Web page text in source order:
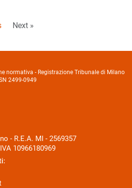
Next »
normativa - Registrazione Tribunale di Milano
2499-0949
- R.E.A. MI - 2569357
10966180969